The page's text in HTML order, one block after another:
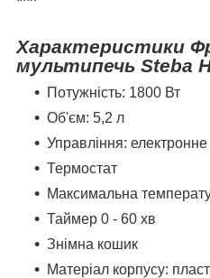
Характеристики
мультипечь Steba
Потужність: 1800 Вт
Об'єм: 5,2 л
Управління: електронне
Термостат
Максимальна
Таймер 0 - 60 хв
Знімна кошик
Матеріал корпусу: